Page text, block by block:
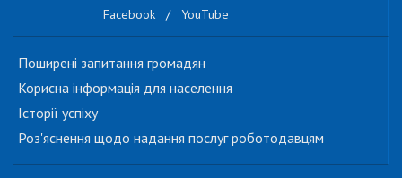
Facebook / YouTube
Поширені запитання громадян
Корисна інформація для населення
Історії успіху
Роз'яснення щодо надання послуг роботодавцям